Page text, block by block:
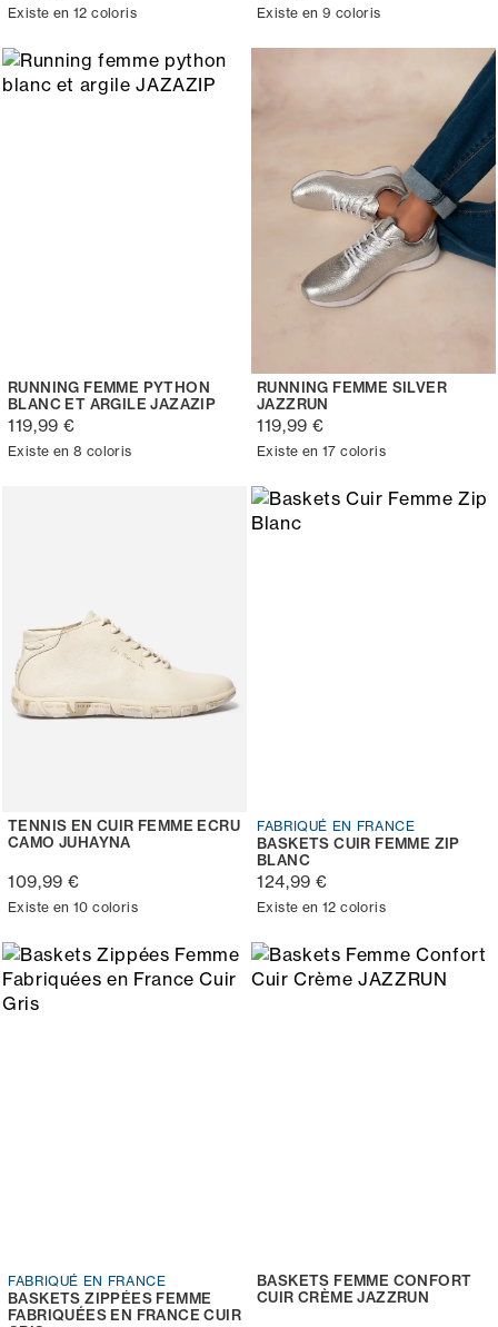
Existe en 12 coloris Existe en 9 coloris
RUNNING FEMME PYTHON
BLANC ET ARGILE JAZAZIP
119,99 €
Existe en 8 coloris
RUNNING FEMME SILVER
JAZZRUN
119,99 €
Existe en 17 coloris
TENNIS EN CUIR FEMME ECRU
CAMO JUHAYNA
109,99 €
Existe en 10 coloris
FABRIQUÉ EN FRANCE
BASKETS CUIR FEMME ZIP
BLANC
124,99 €
Existe en 12 coloris
FABRIQUÉ EN FRANCE
BASKETS ZIPPÉES FEMME
FABRIQUÉES EN FRANCE CUIR
BASKETS FEMME CONFORT
CUIR CRÈME JAZZRUN